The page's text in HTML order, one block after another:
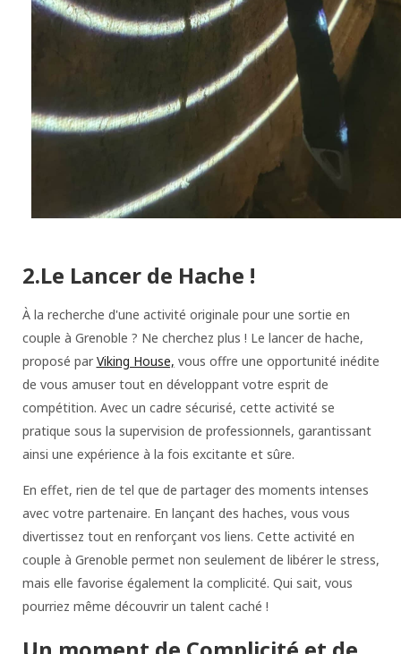
2.Le Lancer de Hache !
À la recherche d'une activité originale pour une sortie en
couple à Grenoble ? Ne cherchez plus ! Le lancer de hache,
proposé par Viking House, vous offre une opportunité inédite
de vous amuser tout en développant votre esprit de
compétition. Avec un cadre sécurisé, cette activité se
pratique sous la supervision de professionnels, garantissant
ainsi une expérience à la fois excitante et sûre.
En effet, rien de tel que de partager des moments intenses
avec votre partenaire. En lançant des haches, vous vous
divertissez tout en renforçant vos liens. Cette activité en
couple à Grenoble permet non seulement de libérer le stress,
mais elle favorise également la complicité. Qui sait, vous
pourriez même découvrir un talent caché !